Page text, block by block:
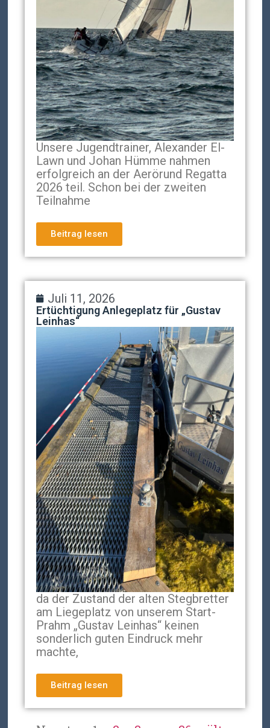
Unsere Jugendtrainer, Alexander El-
Lawn und Johan Hümme nahmen
erfolgreich an der Aerörund Regatta
2026 teil. Schon bei der zweiten
Teilnahme
Beitrag lesen
Juli 11, 2026
Ertüchtigung Anlegeplatz für „Gustav
Leinhas“
da der Zustand der alten Stegbretter
am Liegeplatz von unserem Start-
Prahm „Gustav Leinhas“ keinen
sonderlich guten Eindruck mehr
machte,
Beitrag lesen